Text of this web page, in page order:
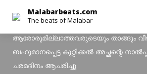
content
Malabarbeats.com
The beats of Malabar
Malabarbeats.com>Latest News
ആരോരുമില്ലാത്തവരുടെയും താങ്ങും
ബഹുമാനപ്പെട്ട കുറ്റിക്കല്‍ അച്ഛന്റെ
ചരമദിനം ആചരിച്ചു